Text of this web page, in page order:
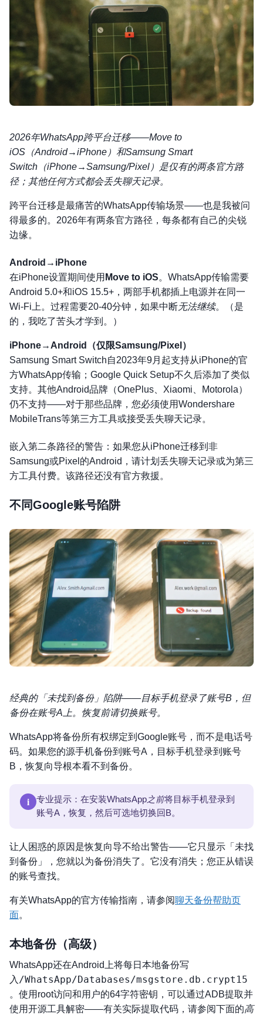
2026年WhatsApp跨平台迁移——Move to
iOS（Android→iPhone）和Samsung Smart
Switch（iPhone→Samsung/Pixel）是仅有的两条官方路
径；其他任何方式都会丢失聊天记录。
跨平台迁移是最痛苦的WhatsApp传输场景——也是我被问
得最多的。2026年有两条官方路径，每条都有自己的尖锐
边缘。
Android→iPhone
在iPhone设置期间使用 Move to iOS。WhatsApp传输需要
Android 5.0+和iOS 15.5+，两部手机都插上电源并在同一
Wi-Fi上。过程需要20-40分钟，如果中断无法继续。（是
的，我吃了苦头才学到。）
iPhone→Android（仅限Samsung/Pixel）
Samsung Smart Switch自2023年9月起支持从iPhone的官
方WhatsApp传输；Google Quick Setup不久后添加了类似
支持。其他Android品牌（OnePlus、Xiaomi、Motorola）
仍不支持——对于那些品牌，您必须使用Wondershare
MobileTrans等第三方工具或接受丢失聊天记录。
嵌入第二条路径的警告：如果您从iPhone迁移到非
Samsung或Pixel的Android，请计划丢失聊天记录或为第三
方工具付费。该路径还没有官方救援。
不同Google账号陷阱
经典的「未找到备份」陷阱——目标手机登录了账号B，但
备份在账号A上。恢复前请切换账号。
WhatsApp将备份所有权绑定到Google账号，而不是电话号
码。如果您的源手机备份到账号A，目标手机登录到账号
B，恢复向导根本看不到备份。
i 专业提示：在安装WhatsApp之前将目标手机登录到
账号A，恢复，然后可选地切换回B。
让人困惑的原因是恢复向导不给出警告——它只显示「未找
到备份」，您就以为备份消失了。它没有消失；您正从错误
的账号查找。
有关WhatsApp的官方传输指南，请参阅聊天备份帮助页
面。
本地备份（高级）
WhatsApp还在Android上将每日本地备份写
入/WhatsApp/Databases/msgstore.db.crypt15
。使用root访问和用户的64字符密钥，可以通过ADB提取并
使用开源工具解密——有关实际提取代码，请参阅下面的高